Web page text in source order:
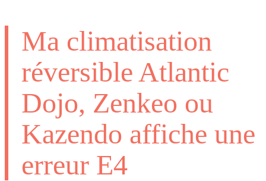
Ma climatisation
réversible Atlantic
Dojo, Zenkeo ou
Kazendo affiche une
erreur E4